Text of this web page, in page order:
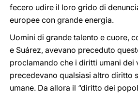
fecero udire il loro grido di
europee con grande energia.
Uomini di grande talento e cuore,
e Suárez, avevano preceduto
proclamando che i diritti umani dei
precedevano qualsiasi altro diritto
umane. Da allora il “diritto dei